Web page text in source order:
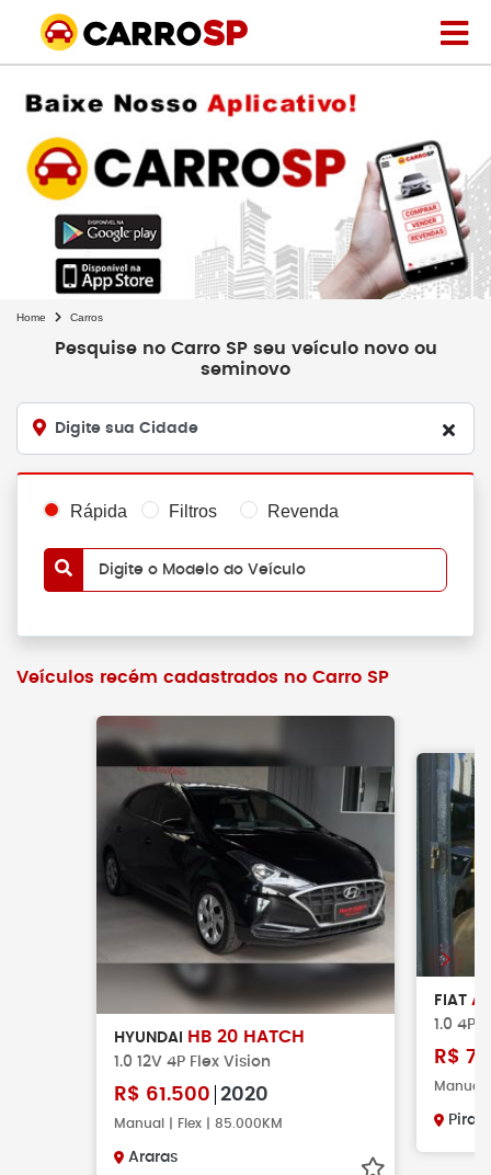
Home Carros
Pesquise no Carro SP seu veículo novo ou
seminovo
Digite sua Cidade
Rápida Filtros Revenda
Digite o Modelo do Veículo
Veículos recém cadastrados no Carro SP
HYUNDAI HB 20 HATCH
1.0 12V 4P Flex Vision
R$ 61.500 2020
Manual | Flex | 85.000KM
Araras
FIAT
1.0 4P
R$
Manual